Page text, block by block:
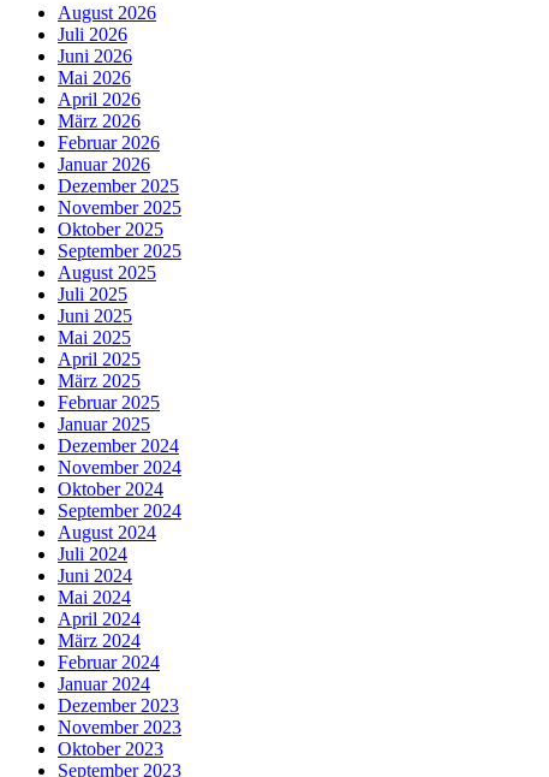
August 2026
Juli 2026
Juni 2026
Mai 2026
April 2026
März 2026
Februar 2026
Januar 2026
Dezember 2025
November 2025
Oktober 2025
September 2025
August 2025
Juli 2025
Juni 2025
Mai 2025
April 2025
März 2025
Februar 2025
Januar 2025
Dezember 2024
November 2024
Oktober 2024
September 2024
August 2024
Juli 2024
Juni 2024
Mai 2024
April 2024
März 2024
Februar 2024
Januar 2024
Dezember 2023
November 2023
Oktober 2023
September 2023